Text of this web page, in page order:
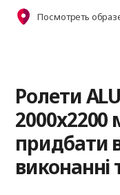
Посмотреть
Ролети
придбати
виконанні